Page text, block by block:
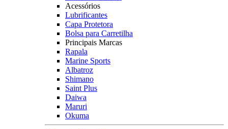
Acessórios
Lubrificantes
Capa Protetora
Bolsa para Carretilha
Principais Marcas
Rapala
Marine Sports
Albatroz
Shimano
Saint Plus
Daiwa
Maruri
Okuma